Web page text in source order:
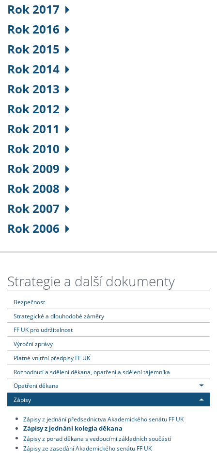
Rok 2017
Rok 2016
Rok 2015
Rok 2014
Rok 2013
Rok 2012
Rok 2011
Rok 2010
Rok 2009
Rok 2008
Rok 2007
Rok 2006
Strategie a další dokumenty
Bezpečnost
Strategické a dlouhodobé záměry
FF UK pro udržitelnost
Výroční zprávy
Platné vnitřní předpisy FF UK
Rozhodnutí a sdělení děkana, opatření a sdělení tajemníka
Opatření děkana
Zápisy
Zápisy z jednání předsednictva Akademického senátu FF UK
Zápisy z jednání kolegia děkana
Zápisy z porad děkana s vedoucími základních součástí
Zápisy ze zasedání Akademického senátu FF UK